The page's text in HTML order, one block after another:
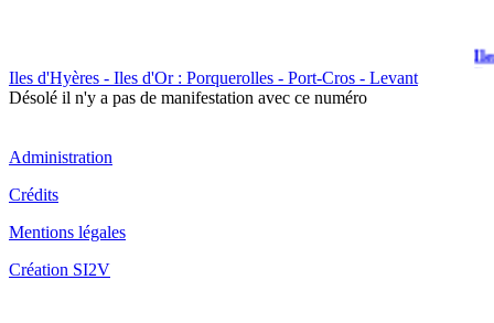
Iles d'Hyères - Iles d'Or : Porquerolles - Port-Cros - Levant
Désolé il n'y a pas de manifestation avec ce numéro
Administration
Crédits
Mentions légales
Création SI2V